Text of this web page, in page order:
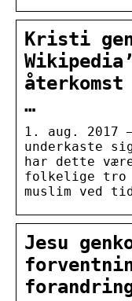
Kristi
…
1. aug. 2017
underkaste
har dette
folkelige tro
muslim ved
Jesu